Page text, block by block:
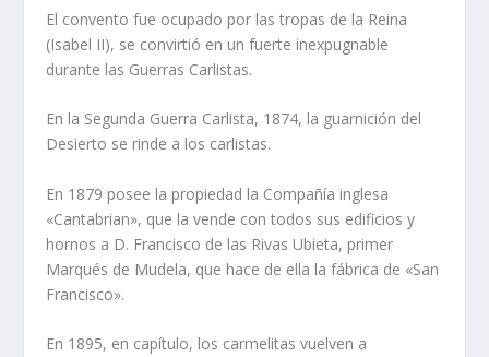
El convento fue ocupado por las tropas de la Rei­na
(Isabel II), se convirtió en un fuerte inexpugnable
durante las Guerras Carlistas.
En la Segunda Guerra Carlista, 1874, la guarni­ción del
Desierto se rinde a los carlistas.
En 1879 posee la propiedad la Compañí­a inglesa
«Cantabrian», que la vende con todos sus edificios y
hornos a D. Francisco de las Rivas Ubieta, primer
Marqués de Mudela, que hace de ella la fábrica de «San
Francisco».
En 1895, en capí­tulo, los carmelitas vuelven a